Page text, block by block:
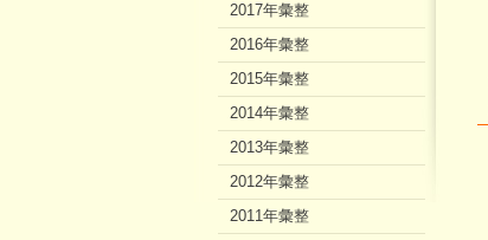
2017年彙整
2016年彙整
2015年彙整
2014年彙整
2013年彙整
2012年彙整
2011年彙整